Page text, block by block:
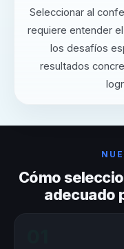
Seleccionar al
requiere entender
los desafíos
resultados
Cómo
adecuado